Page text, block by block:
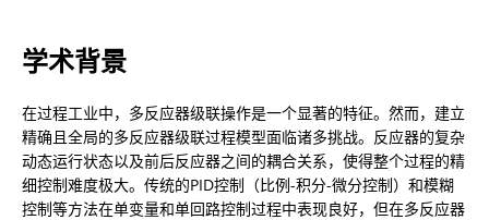
学术背景
在过程工业中，多反应器级联操作是一个显著的特征。然而，建立
精确且全局的多反应器级联过程模型面临诸多挑战。反应器的复杂
动态运行状态以及前后反应器之间的耦合关系，使得整个过程的精
细控制难度极大。传统的PID控制（比例-积分-微分控制）和模糊
控制等方法在单变量和单回路控制过程中表现良好，但在多反应器